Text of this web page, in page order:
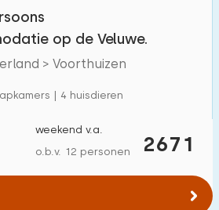
op de Veluwe.
> Voorthuizen
| 4 huisdieren
2671
weekend v.a.
o.b.v. 12 personen